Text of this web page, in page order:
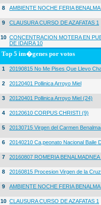
8 AMBIENTE NOCHE FERIA
9 CLAUSURA CURSO DE AZAFATAS 1
10 CONCENTRACION MOTERA EN
DE IDAIRA 10
Top 5 im�genes por votos
1 20190815 No Me Pises Que Llevo
2 20120401 Pollinica Arroyo Miel
3 20120401 Pollinica Arroyo Miel (24)
4 20120610 CORPUS CHRISTI (9)
5 20130715 Virgen del Carmen
6 20140210 Ca,peonato Nacional Baile
7 20160807 ROMERIA
8 20160815 Procesion Virgen de la
9 AMBIENTE NOCHE FERIA
10 CLAUSURA CURSO DE AZAFATAS 1